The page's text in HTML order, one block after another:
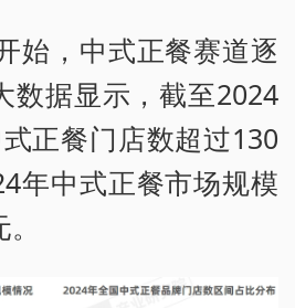
，中式正餐赛道逐
数据显示，截至2024
正餐门店数超过130
年中式正餐市场规模